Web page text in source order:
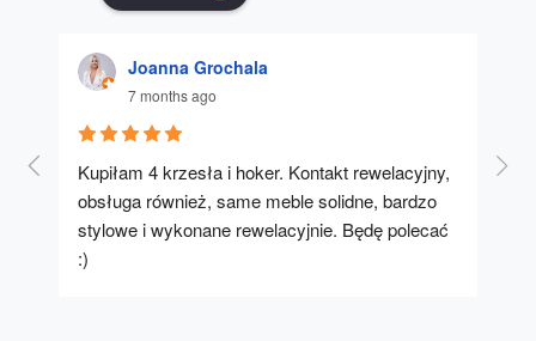
Joanna Grochala
7 months ago
Kupiłam 4 krzesła i hoker. Kontakt rewelacyjny,
obsługa również, same meble solidne, bardzo
stylowe i wykonane rewelacyjnie. Będę polecać
:)
A